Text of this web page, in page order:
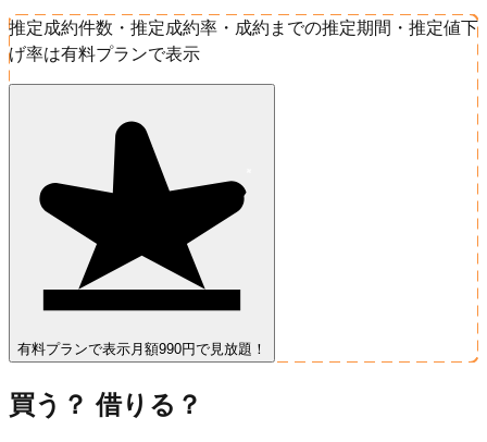
推定成約件数・推定成約率・成約までの推定期間・推定値下
げ率は有料プランで表示
有料プランで表示 月額990円で見放題！
買う？ 借りる？